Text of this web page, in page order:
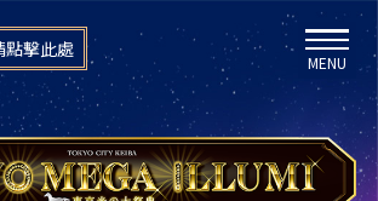
點擊此處
MENU